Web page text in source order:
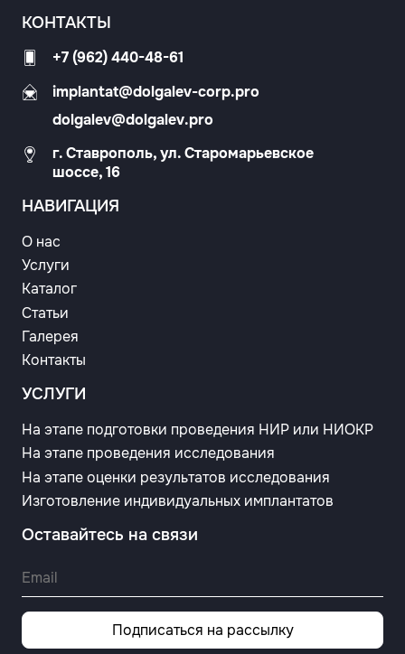
КОНТАКТЫ
+7 (962) 440-48-61
implantat@dolgalev-corp.pro
dolgalev@dolgalev.pro
г. Ставрополь, ул. Старомарьевское
шоссе, 16
НАВИГАЦИЯ
О нас
Услуги
Каталог
Статьи
Галерея
Контакты
УСЛУГИ
На этапе подготовки проведения НИР или НИОКР
На этапе проведения исследования
На этапе оценки результатов исследования
Изготовление индивидуальных имплантатов
Оставайтесь на связи
Подписаться на рассылку